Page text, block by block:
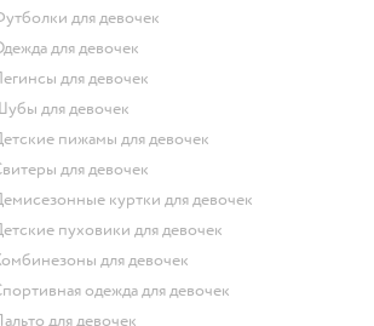
Футболки для девочек
Одежда для девочек
Легинсы для девочек
Шубы для девочек
Детские пижамы для девочек
Свитеры для девочек
Демисезонные куртки для девочек
Детские пуховики для девочек
Комбинезоны для девочек
Спортивная одежда для девочек
Пальто для девочек